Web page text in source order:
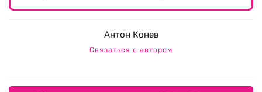
Антон Конев
Связаться с автором